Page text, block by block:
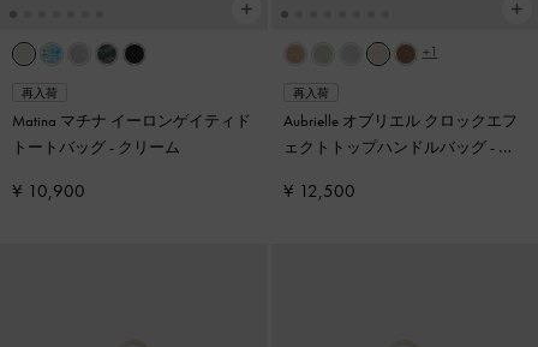
再入荷
Matina マチナ イーロンゲイティド
トートバッグ- クリーム
¥ 10,900
+1
再入荷
Aubrielle オブリエル クロックエフ
ェクトトップハンドルバッグ- ア
¥ 12,500